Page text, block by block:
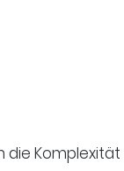
die Komplexität